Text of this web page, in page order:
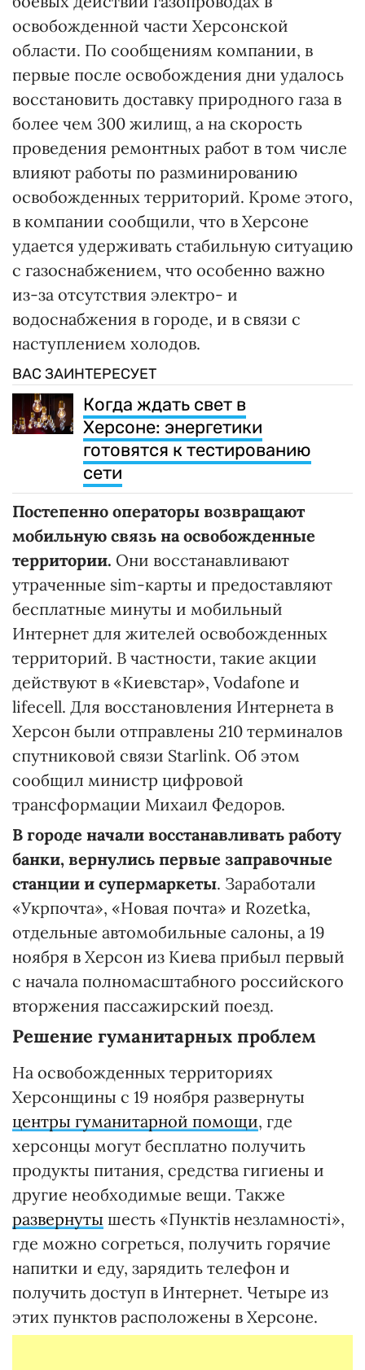
освобожденной части Херсонской
области. По сообщениям компании, в
первые после освобождения дни удалось
восстановить доставку природного газа в
более чем 300 жилищ, а на скорость
проведения ремонтных работ в том числе
влияют работы по разминированию
освобожденных территорий. Кроме этого,
в компании сообщили, что в Херсоне
удается удерживать стабильную ситуацию
с газоснабжением, что особенно важно
из-за отсутствия электро- и
водоснабжения в городе, и в связи с
наступлением холодов.
ВАС ЗАИНТЕРЕСУЕТ
Когда ждать свет в
Херсоне: энергетики
готовятся к тестированию
сети
Постепенно операторы возвращают
мобильную связь на освобожденные
территории. Они восстанавливают
утраченные sim-карты и предоставляют
бесплатные минуты и мобильный
Интернет для жителей освобожденных
территорий. В частности, такие акции
действуют в «Киевстар», Vodafone и
lifecell. Для восстановления Интернета в
Херсон были отправлены 210 терминалов
спутниковой связи Starlink. Об этом
сообщил министр цифровой
трансформации Михаил Федоров.
В городе начали восстанавливать работу
банки, вернулись первые заправочные
станции и супермаркеты. Заработали
«Укрпочта», «Новая почта» и Rozetka,
отдельные автомобильные салоны, а 19
ноября в Херсон из Киева прибыл первый
с начала полномасштабного российского
вторжения пассажирский поезд.
Решение гуманитарных проблем
На освобожденных территориях
Херсонщины с 19 ноября развернуты
центры гуманитарной помощи, где
херсонцы могут бесплатно получить
продукты питания, средства гигиены и
другие необходимые вещи. Также
развернуты шесть «Пунктів незламності»,
где можно согреться, получить горячие
напитки и еду, зарядить телефон и
получить доступ в Интернет. Четыре из
этих пунктов расположены в Херсоне.